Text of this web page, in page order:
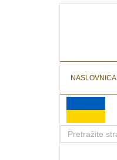
NASLOVNICA